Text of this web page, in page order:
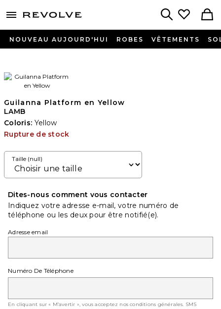
menu - shows more content
NOUVEAU AUJOURD'HUI ROBES VÊTEMENTS
Guilanna Platform en Yellow
LAMB
Coloris: Yellow
Rupture de stock
Taille (null)
Dites-nous comment vous contacter
Indiquez votre adresse e-mail, votre numéro de
téléphone ou les deux pour être notifié(e).
Adresse email
Numéro De Téléphone
En cliquant sur « M’avertir », vous acceptez nos conditions générales. SMS